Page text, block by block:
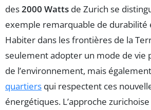
des2000 Watts de Zurich se
exemple remarquable de durabilité
Habiter dans les frontières de la
seulement adopter un mode de vie
de l’environnement, mais
quartiers qui respectent ces
énergétiques. L’approche